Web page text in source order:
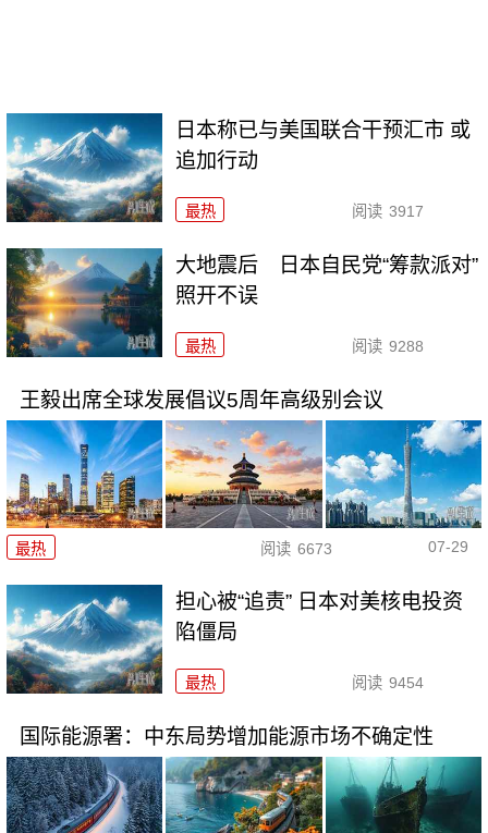
日本称已与美国联合干预汇市 或
追加行动
最热 阅读 3917
大地震后 日本自民党“筹款派对”
照开不误
最热 阅读 9288
王毅出席全球发展倡议5周年高级别会议
最热 阅读 6673 07-29
担心被“追责” 日本对美核电投资
陷僵局
最热 阅读 9454
国际能源署：中东局势增加能源市场不确定性